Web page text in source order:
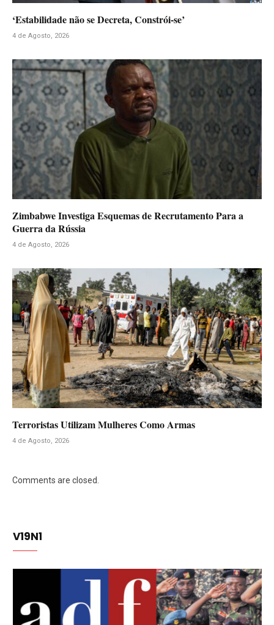
‘Estabilidade não se Decreta, Constrói-se’
4 de Agosto, 2026
Zimbabwe Investiga Esquemas de Recrutamento Para a
Guerra da Rússia
4 de Agosto, 2026
Terroristas Utilizam Mulheres Como Armas
4 de Agosto, 2026
Comments are closed.
V19N1